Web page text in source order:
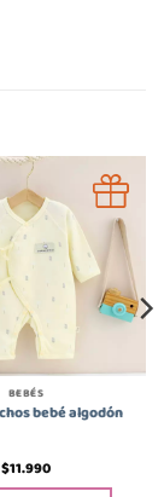
BEBÉS
bebé algodón
$11.990